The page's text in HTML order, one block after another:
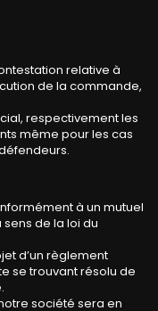
relative à
de la commande,
respectivement les
même pour les cas
à un mutuel
de la loi du
d’un règlement
se trouvant résolu de
société sera en